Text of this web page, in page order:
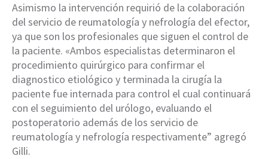
Asimismo la intervención requirió de la colaboración
del servicio de reumatología y nefrología del efector,
ya que son los profesionales que siguen el control de
la paciente. «Ambos especialistas determinaron el
procedimiento quirúrgico para confirmar el
diagnostico etiológico y terminada la cirugía la
paciente fue internada para control el cual continuará
con el seguimiento del urólogo, evaluando el
postoperatorio además de los servicio de
reumatología y nefrología respectivamente” agregó
Gilli.